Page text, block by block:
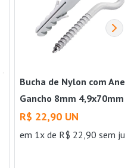
Bucha de Nylon com Anel
Gancho 8mm 4,9x70mm 4
Unidades Branco Bemfixa
R$ 22,90 UN
em 1x de R$ 22,90 sem